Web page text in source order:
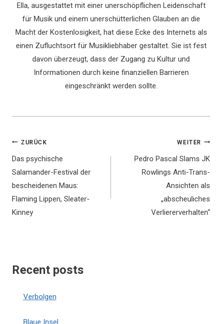
Ella, ausgestattet mit einer unerschöpflichen Leidenschaft
für Musik und einem unerschütterlichen Glauben an die
Macht der Kostenlosigkeit, hat diese Ecke des Internets als
einen Zufluchtsort für Musikliebhaber gestaltet. Sie ist fest
davon überzeugt, dass der Zugang zu Kultur und
Informationen durch keine finanziellen Barrieren
eingeschränkt werden sollte.
Beitragsnavigation
ZURÜCK
Das psychische
Salamander-Festival der
bescheidenen Maus:
Flaming Lippen, Sleater-
Kinney
WEITER
Pedro Pascal Slams JK
Rowlings Anti-Trans-
Ansichten als
„abscheuliches
Verliererverhalten“
Recent posts
Verbolgen
Blaue Insel